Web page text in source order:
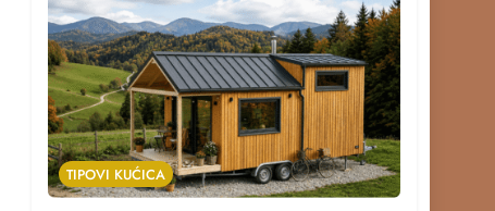
TIPOVI KUĆICA